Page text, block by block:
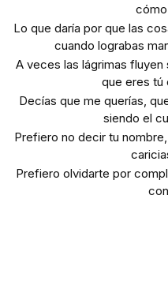
Lo que daría por que las
cuando lograbas
A veces las lágrimas
que eres tú
Decías que me querías,
siendo el
Prefiero no decir tu
Prefiero olvidarte por